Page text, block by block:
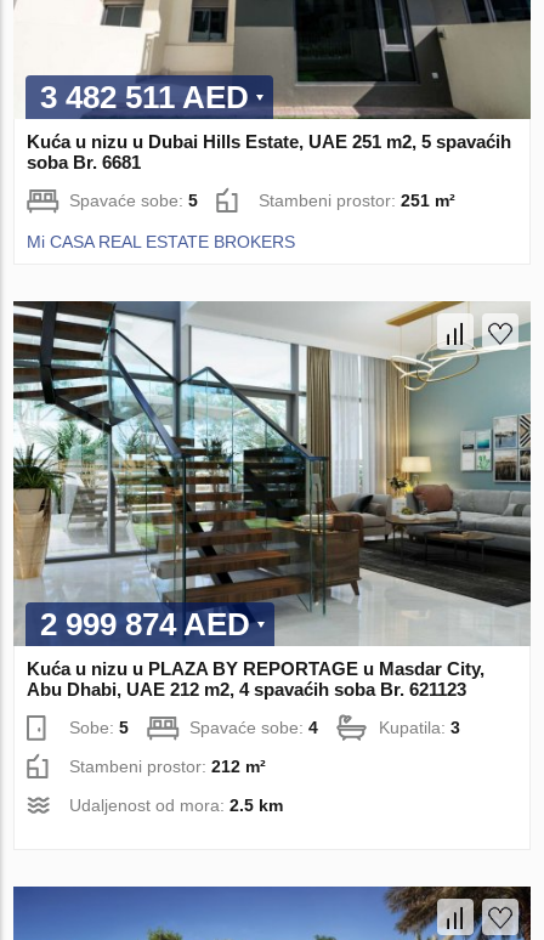
3 482 511 AED
Kuća u nizu u Dubai Hills Estate, UAE 251 m2, 5 spavaćih
soba Br. 6681
Spavaće sobe:5 Stambeni prostor:251 m²
Mi CASA REAL ESTATE BROKERS
2 999 874 AED
Kuća u nizu u PLAZA BY REPORTAGE u Masdar City,
Abu Dhabi, UAE 212 m2, 4 spavaćih soba Br. 621123
Sobe:5 Spavaće sobe:4 Kupatila:3
Stambeni prostor:212 m²
Udaljenost od mora:2.5 km